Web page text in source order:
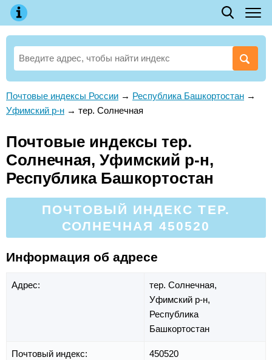
Почтовые индексы России → Республика Башкортостан →
Уфимский р-н → тер. Солнечная
Почтовые индексы тер.
Солнечная, Уфимский р-н,
Республика Башкортостан
ПОЧТОВЫЙ ИНДЕКС ТЕР.
СОЛНЕЧНАЯ 450520
Информация об адресе
Адрес:
тер. Солнечная,
Уфимский р-н,
Республика
Башкортостан
Почтовый индекс: 450520